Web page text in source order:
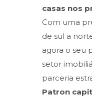
casas nos
Com uma
de sul a
agora o seu
setor
parceria
Patron